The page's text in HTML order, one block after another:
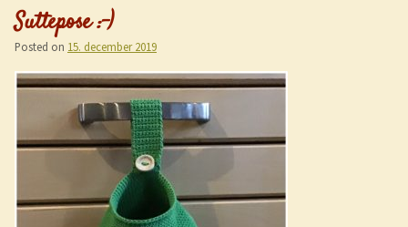
Suttepose :-)
Posted on 15. december 2019